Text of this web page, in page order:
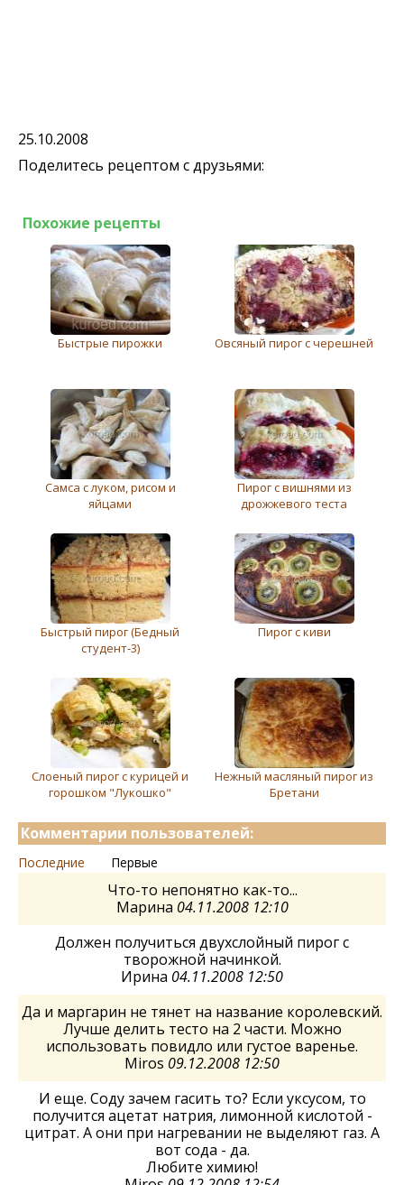
25.10.2008
Поделитесь рецептом с друзьями:
Похожие рецепты
Быстрые пирожки Овсяный пирог с черешней
Самса с луком, рисом и
яйцами
Пирог с вишнями из
дрожжевого теста
Быстрый пирог (Бедный
студент-3)
Пирог с киви
Слоеный пирог с курицей и
горошком "Лукошко"
Нежный масляный пирог из
Бретани
Комментарии пользователей:
Последние Первые
Что-то непонятно как-то...
Марина 04.11.2008 12:10
Должен получиться двухслойный пирог с
творожной начинкой.
Ирина 04.11.2008 12:50
Да и маргарин не тянет на название королевский.
Лучше делить тесто на 2 части. Можно
использовать повидло или густое варенье.
Miros 09.12.2008 12:50
И еще. Соду зачем гасить то? Если уксусом, то
получится ацетат натрия, лимонной кислотой -
цитрат. А они при нагревании не выделяют газ. А
вот сода - да.
Любите химию!